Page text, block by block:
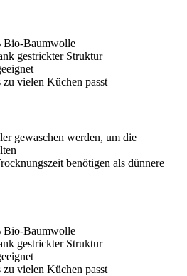
Bio-Baumwolle
gestrickter Struktur
vielen Küchen passt
gewaschen werden, um die
benötigen als dünnere
Bio-Baumwolle
gestrickter Struktur
vielen Küchen passt